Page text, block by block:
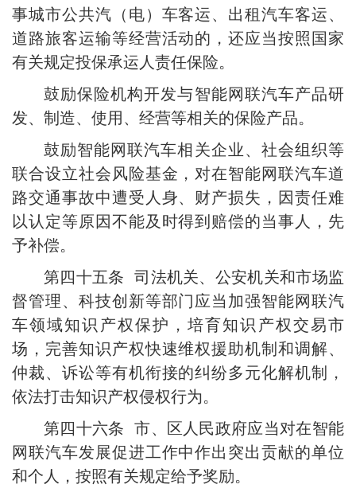
事城市公共汽（电）车客运、出租汽车客运、
道路旅客运输等经营活动的，还应当按照国家
有关规定投保承运人责任保险。
鼓励保险机构开发与智能网联汽车产品研
发、制造、使用、经营等相关的保险产品。
鼓励智能网联汽车相关企业、社会组织等
联合设立社会风险基金，对在智能网联汽车道
路交通事故中遭受人身、财产损失，因责任难
以认定等原因不能及时得到赔偿的当事人，先
予补偿。
第四十五条 司法机关、公安机关和市场监
督管理、科技创新等部门应当加强智能网联汽
车领域知识产权保护，培育知识产权交易市
场，完善知识产权快速维权援助机制和调解、
仲裁、诉讼等有机衔接的纠纷多元化解机制，
依法打击知识产权侵权行为。
第四十六条 市、区人民政府应当对在智能
网联汽车发展促进工作中作出突出贡献的单位
和个人，按照有关规定给予奖励。